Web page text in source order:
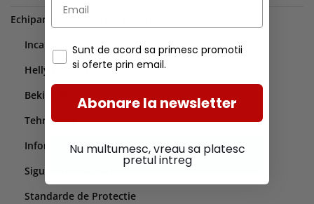
Echipamente de lucru si protectie
Incaltaminte de Protectie
Helly Hansen Workwear
Bekina Boots
Tehnologii
Informatii utile
Siguranta Angajatilor
Standarde de Protectie
Sunt de acord sa primesc promotii
si oferte prin email.
Abonare la newsletter
Nu multumesc, vreau sa platesc
pretul intreg